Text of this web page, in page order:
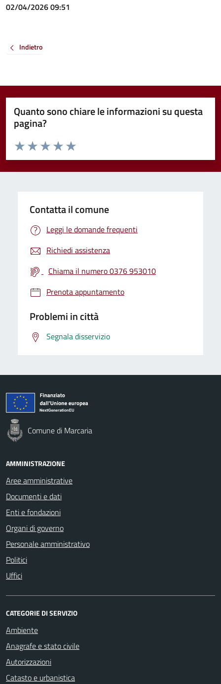
02/04/2026 09:51
Indietro
Quanto sono chiare le informazioni su questa
pagina?
Valuta da 1 a 5 stelle la pagina
Valuta 5 stelle su 5
Valuta 4 stelle su 5
Valuta 3 stelle su 5
Valuta 2 stelle su 5
Valuta 1 stelle su 5
Contatta il comune
Leggi le domande frequenti
Richiedi assistenza
Chiama il numero 0376 953010
Prenota appuntamento
Problemi in città
Segnala disservizio
Comune di Marcaria
AMMINISTRAZIONE
Aree amministrative
Documenti e dati
Enti e fondazioni
Organi di governo
Personale amministrativo
Politici
Uffici
CATEGORIE DI SERVIZIO
Ambiente
Anagrafe e stato civile
Autorizzazioni
Catasto e urbanistica